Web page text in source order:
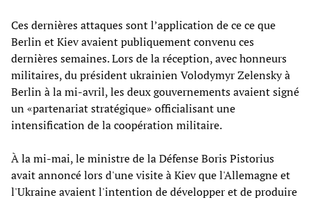
Ces dernières attaques sont l’application de ce ce que
Berlin et Kiev avaient publiquement convenu ces
dernières semaines. Lors de la réception, avec honneurs
militaires, du président ukrainien Volodymyr Zelensky à
Berlin à la mi-avril, les deux gouvernements avaient signé
un «partenariat stratégique» officialisant une
intensification de la coopération militaire.
À la mi-mai, le ministre de la Défense Boris Pistorius
avait annoncé lors d'une visite à Kiev que l'Allemagne et
l'Ukraine avaient l'intention de développer et de produire